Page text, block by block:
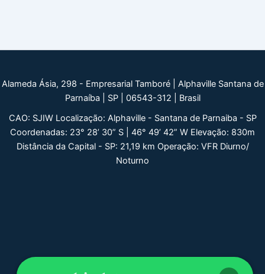
Alameda Ásia, 298 - Empresarial Tamboré | Alphaville Santana de
Parnaíba | SP | 06543-312 | Brasil
CAO: SJIW Localização: Alphaville - Santana de Parnaiba - SP
Coordenadas: 23° 28’ 30” S | 46° 49’ 42” W Elevação: 830m
Distância da Capital - SP: 21,19 km Operação: VFR Diurno/
Noturno